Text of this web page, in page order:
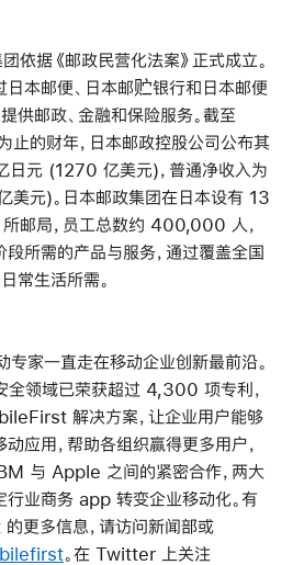
依据《邮政民营化法案》正式成立。
日本邮便、日本邮贮银行和日本邮便
供邮政、金融和保险服务。截至
的财年，日本邮政控股公司公布其
元 (1270 亿美元)，普通净收入为
元)。日本邮政集团在日本设有 13
邮局，员工总数约 400,000 人，
所需的产品与服务，通过覆盖全国
常生活所需。
家一直走在移动企业创新最前沿。
全领域已荣获超过 4,300 项专利，
解决方案，让企业用户能够
应用，帮助各组织赢得更多用户，
与 Apple 之间的紧密合作，两大
行业商务 app 转变企业移动化。有
更多信息，请访问新闻部或
。在 Twitter 上关注